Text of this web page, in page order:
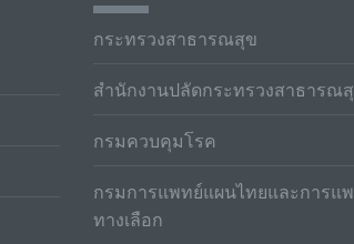
กระทรวงสาธารณสุข
สำนักงานปลัดกระทรวงสาธารณ
กรมควบคุมโรค
กรมการแพทย์แผนไทยและการแ
ทางเลือก